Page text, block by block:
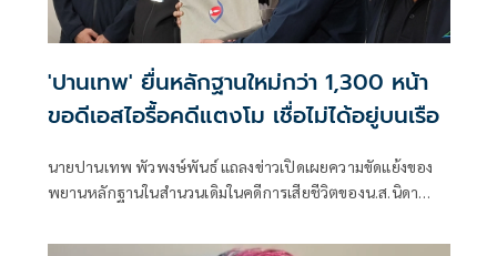
'ปานเทพ' ยื่นหลักฐานใหม่กว่า 1,300 หน้า
ขอดีเอสไอรื้อคดีแตงโม เชื่อไม่ได้อยู่บนเรือ
นายปานเทพ พัวพงษ์พันธ์ แถลงข่าวเปิดเผยความขัดแย้งของ
พยานหลักฐานในสำนวนเดิมในคดีการเสียชีวิตของน.ส.นิดา
พิกัดดาวเทียม และรายงานดิจิทัลที่มีความหนากว่า 1,300 หน้า